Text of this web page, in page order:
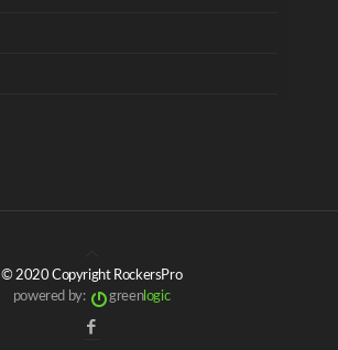
© 2020 Copyright RockersPro
powered by:
greenlogic